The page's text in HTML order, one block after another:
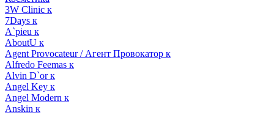
3W Clinic к
7Days к
A`pieu к
AboutU к
Agent Provocateur / Агент Провокатор к
Alfredo Feemas к
Alvin D`or к
Angel Key к
Angel Modern к
Anskin к